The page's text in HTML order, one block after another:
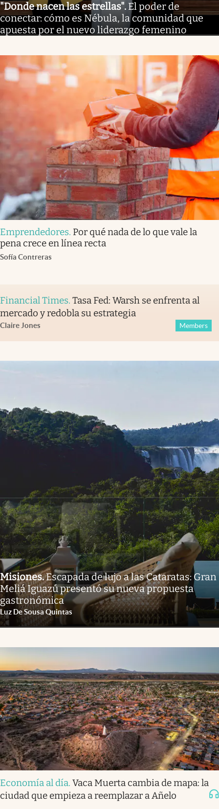
"Donde nacen las estrellas". El poder de
conectar: cómo es Nébula, la comunidad que
apuesta por el nuevo liderazgo femenino
Emprendedores. Por qué nada de lo que vale la
pena crece en línea recta
Sofía Contreras
Financial Times. Tasa Fed: Warsh se enfrenta al
mercado y redobla su estrategia
Claire Jones Members
Misiones.Escapada de lujo a las Cataratas: Gran
Meliá Iguazú presentó su nueva propuesta
gastronómica
Luz De Sousa Quintas
Economía al día. Vaca Muerta cambia de mapa: la
ciudad que empieza a reemplazar a Añelo